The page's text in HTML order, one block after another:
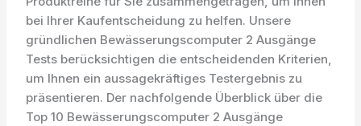
bei Ihrer Kaufentscheidung zu helfen. Unsere
gründlichen Bewässerungscomputer 2 Ausgänge
Tests berücksichtigen die entscheidenden Kriterien,
um Ihnen ein aussagekräftiges Testergebnis zu
präsentieren. Der nachfolgende Überblick über die
Top 10 Bewässerungscomputer 2 Ausgänge